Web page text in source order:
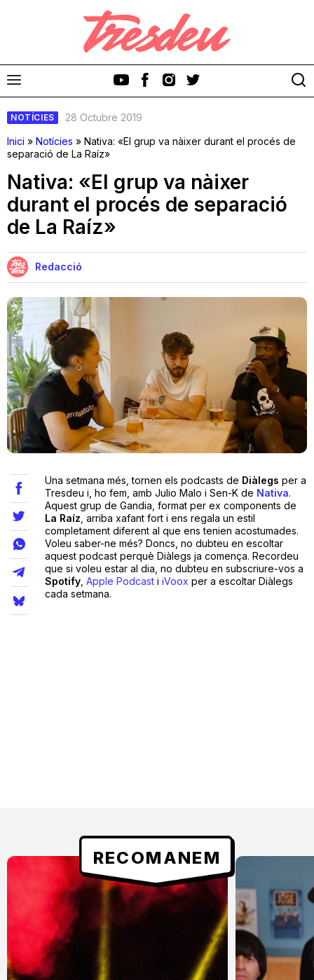
Discos
Festivals
Internet
Opinió
Llibres
La Llista
Llocs
NOTÍCIES
28 Octubre 2019
Inici » Notícies » Nativa: «El grup va nàixer durant el procés de
separació de La Raíz»
Nativa: «El grup va nàixer
durant el procés de separació
de La Raíz»
Redacció
Una setmana més, tornen els podcasts de Diàlegs per a
Tresdeu i, ho fem, amb Julio Malo i Sen-K de Nativa.
Aquest grup de Gandia, format per ex components de
La Raíz , arriba xafant fort i ens regala un estil
completament diferent al que ens tenien acostumades.
Voleu saber-ne més? Doncs, no dubteu en escoltar
aquest podcast perquè Diàlegs ja comença. Recordeu
que si voleu estar al dia, no dubteu en subscriure-vos a
Spotify, Apple Podcasti iVoox per a escoltar Diàlegs
cada setmana.
RECOMANEM